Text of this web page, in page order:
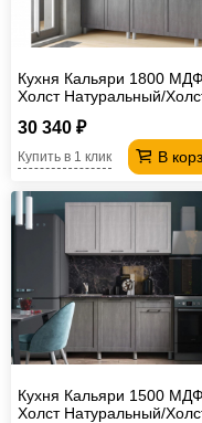
Кухня Кальяри 1800 МДФ
Холст Натуральный/
30 340 ₽
В
Купить в 1 клик
Кухня Кальяри 1500 МДФ
Холст Натуральный/